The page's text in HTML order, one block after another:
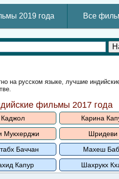
2019 года Все
на русском языке, лучшие
фильмы 2017 года
Каджол
Карина
Мукхерджи
Шридеви
Баччан
Махеш
Капур Шахрукх